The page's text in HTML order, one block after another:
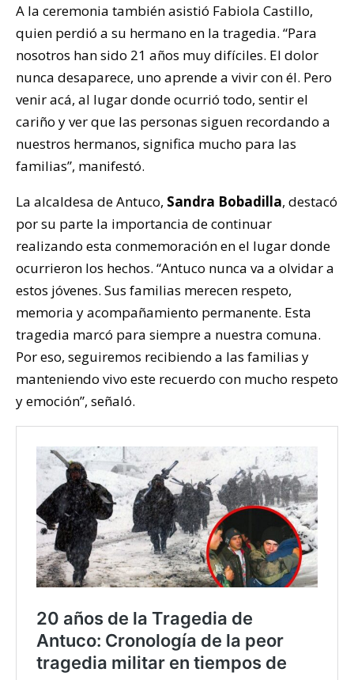
A la ceremonia también asistió Fabiola Castillo,
quien perdió a su hermano en la tragedia. “Para
nosotros han sido 21 años muy difíciles. El dolor
nunca desaparece, uno aprende a vivir con él. Pero
venir acá, al lugar donde ocurrió todo, sentir el
cariño y ver que las personas siguen recordando a
nuestros hermanos, significa mucho para las
familias”, manifestó.
La alcaldesa de Antuco, Sandra Bobadilla, destacó
por su parte la importancia de continuar
realizando esta conmemoración en el lugar donde
ocurrieron los hechos. “Antuco nunca va a olvidar a
estos jóvenes. Sus familias merecen respeto,
memoria y acompañamiento permanente. Esta
tragedia marcó para siempre a nuestra comuna.
Por eso, seguiremos recibiendo a las familias y
manteniendo vivo este recuerdo con mucho respeto
y emoción”, señaló.